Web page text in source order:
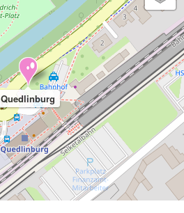
Quedlinburg